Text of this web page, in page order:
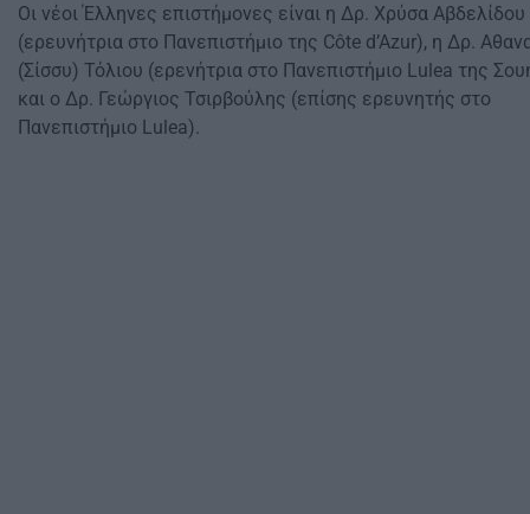
Οι νέοι Έλληνες επιστήμονες είναι η Δρ. Χρύσα Αβδελίδου
(ερευνήτρια στο Πανεπιστήμιο της Côte d’Azur), η Δρ.
(Σίσσυ) Τόλιου (ερενήτρια στο Πανεπιστήμιο Lulea της
και ο Δρ. Γεώργιος Τσιρβούλης (επίσης ερευνητής στο
Πανεπιστήμιο Lulea).